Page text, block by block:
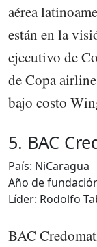
aérea
están en la
ejecutivo de
de Copa
bajo costo
5. BAC
País: NiCaragua
Año de
Líder: Rodolfo
BAC